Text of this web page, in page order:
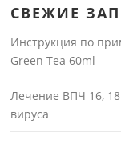
СВЕЖИЕ
Инструкция по
Green Tea 60ml
Лечение ВПЧ 16,
вируса